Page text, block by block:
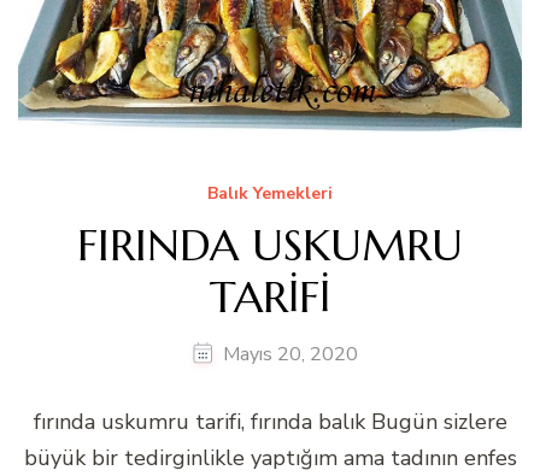
Balık Yemekleri
FIRINDA USKUMRU
TARİFİ
Mayıs 20, 2020
fırında uskumru tarifi, fırında balık Bugün sizlere
büyük bir tedirginlikle yaptığım ama tadının enfes